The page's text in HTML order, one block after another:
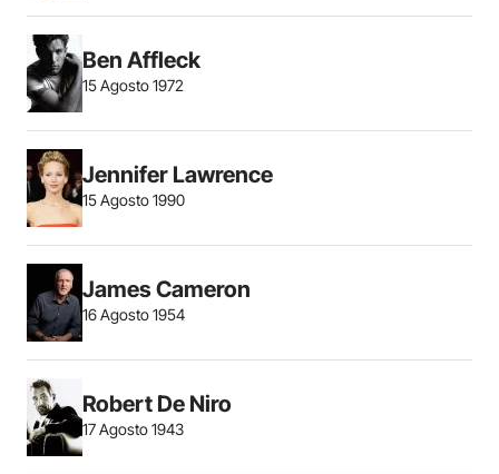
Ben Affleck
15 Agosto 1972
Jennifer Lawrence
15 Agosto 1990
James Cameron
16 Agosto 1954
Robert De Niro
17 Agosto 1943